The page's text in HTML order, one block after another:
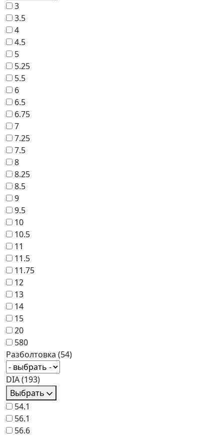
3
3.5
4
4.5
5
5.25
5.5
6
6.5
6.75
7
7.25
7.5
8
8.25
8.5
9
9.5
10
10.5
11
11.5
11.75
12
13
14
15
20
580
Разболтовка (54)
DIA(193)
Выбрать
54.1
56.1
56.6